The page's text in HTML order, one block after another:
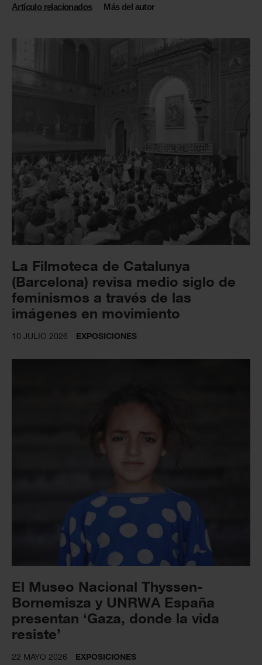
Artículo relacionados Más del autor
La Filmoteca de Catalunya
(Barcelona) revisa medio siglo de
feminismos a través de las
imágenes en movimiento
10 JULIO 2026 EXPOSICIONES
El Museo Nacional Thyssen-
Bornemisza y UNRWA España
presentan ‘Gaza, donde la vida
resiste’
22 MAYO 2026 EXPOSICIONES